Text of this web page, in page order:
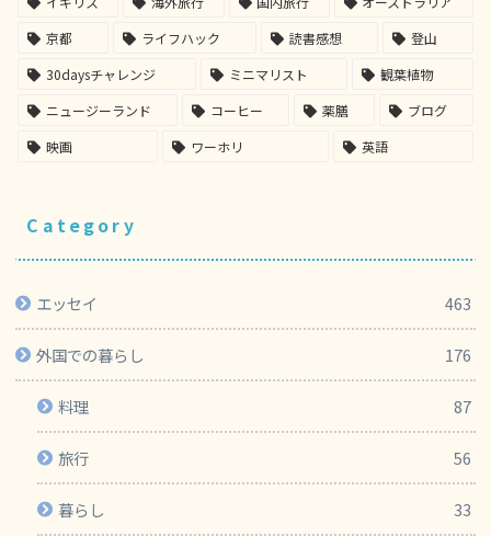
京都
ライフハック 読書感想
登山
30daysチャレンジ
ミニマリスト
観葉植物
ニュージーランド
コーヒー 薬膳
ブログ
映画
ワーホリ 英語
Category
エッセイ 463
外国での暮らし 176
料理 87
旅行 56
暮らし 33